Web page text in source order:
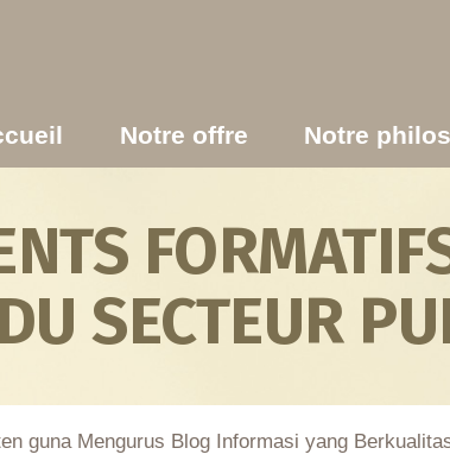
Notre offre Notre
DU SECTEUR
guna Mengurus Blog Informasi yang